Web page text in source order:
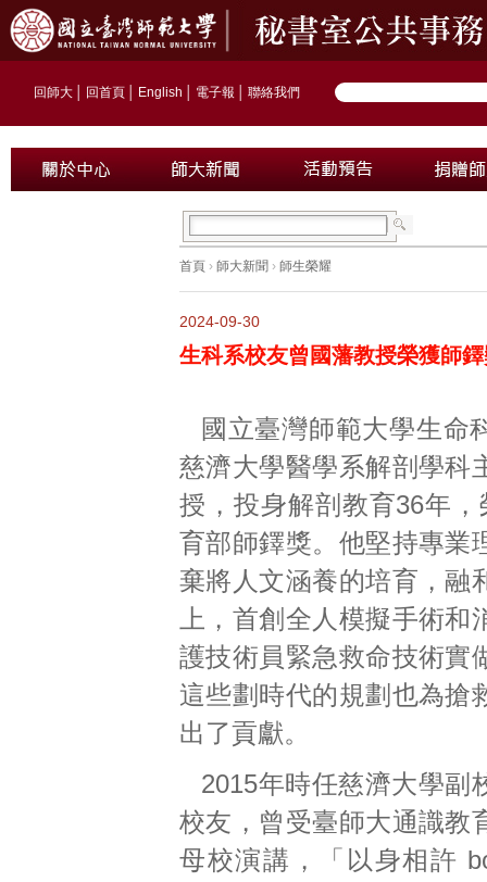
回師大 回首頁 English 電子報 聯絡我們
首頁 › 師大新聞 › 師生榮耀
2024-09-30
生科系校友曾國藩教授榮獲師
國立臺灣師範大學生命
慈濟大學醫學系解剖學科
授，投身解剖教育36年，
育部師鐸獎。他堅持專業
棄將人文涵養的培育，融
上，首創全人模擬手術和
護技術員緊急救命技術實
這些劃時代的規劃也為搶
出了貢獻。
2015年時任慈濟大學副
校友，曾受臺師大通識教
母校演講，「以身相許